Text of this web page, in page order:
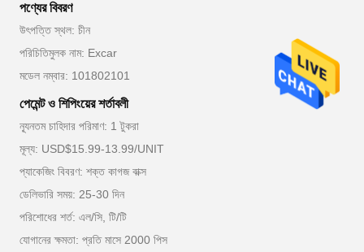
পণ্যের বিবরণ
উৎপত্তি স্থল: চীন
পরিচিতিমুলক নাম: Excar
মডেল নম্বার: 101802101
পেমেন্ট ও শিপিংয়ের শর্তাবলী
ন্যূনতম চাহিদার পরিমাণ: 1 টুকরা
মূল্য: USD$15.99-13.99/UNIT
প্যাকেজিং বিবরণ: শক্ত কাগজ বাক্স
ডেলিভারি সময়: 25-30 দিন
পরিশোধের শর্ত: এল/সি, টি/টি
যোগানের ক্ষমতা: প্রতি মাসে 2000 পিস